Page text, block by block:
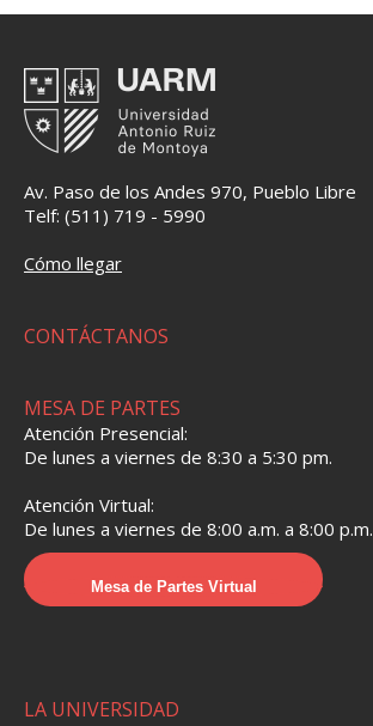
Av. Paso de los Andes 970, Pueblo Libre
Telf: (511) 719 - 5990
Cómo llegar
CONTÁCTANOS
MESA DE PARTES
Atención Presencial:
De lunes a viernes de 8:30 a 5:30 pm.
Atención Virtual:
De lunes a viernes de 8:00 a.m. a 8:00 p.m.
Mesa de Partes Virtual
LA UNIVERSIDAD